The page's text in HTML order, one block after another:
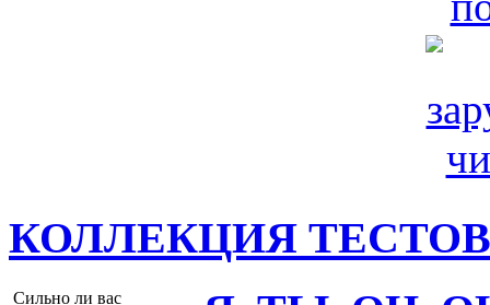
КОЛЛЕКЦИЯ ТЕСТОВ
Сильно ли вас